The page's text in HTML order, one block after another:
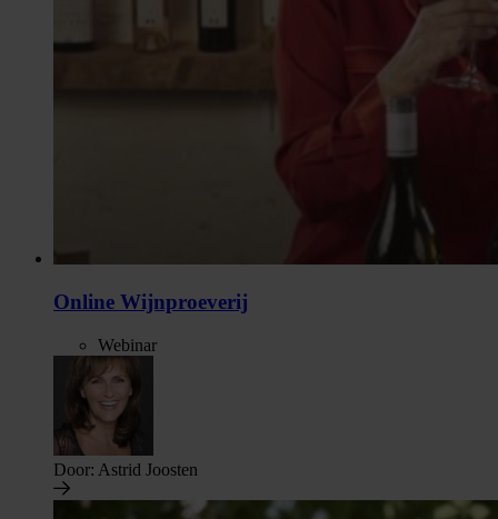
Online Wijnproeverij
Webinar
Door: Astrid Joosten